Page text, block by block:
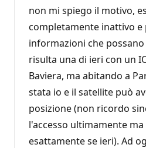
non mi spiego il motivo,
completamente inattivo e
informazioni che
risulta una di ieri con un
Baviera, ma abitando a
stata io e il satellite può
posizione (non ricordo
l'accesso ultimamente
esattamente se ieri). Ad